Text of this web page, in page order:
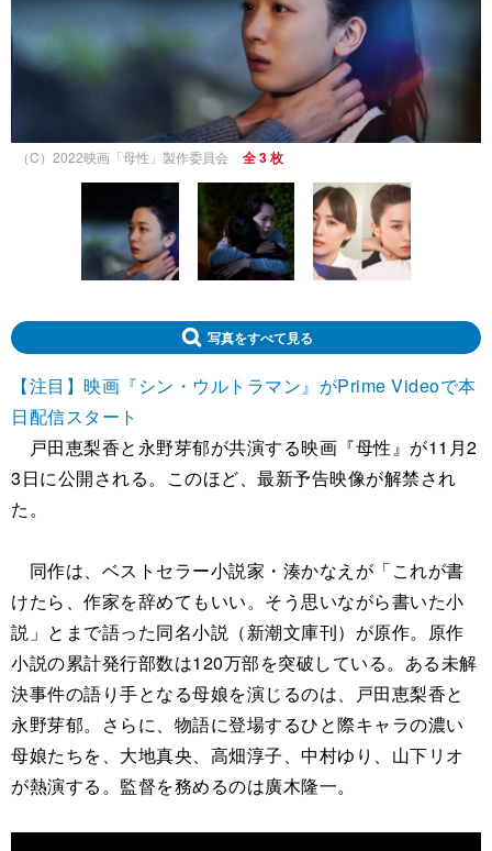
（C）2022映画「母性」製作委員会 全 3 枚
写真をすべて見る
【注目】映画『シン・ウルトラマン』がPrime Videoで本
日配信スタート
戸田恵梨香と永野芽郁が共演する映画『母性』が11月2
3日に公開される。このほど、最新予告映像が解禁され
た。
同作は、ベストセラー小説家・湊かなえが「これが書
けたら、作家を辞めてもいい。そう思いながら書いた小
説」とまで語った同名小説（新潮文庫刊）が原作。原作
小説の累計発行部数は120万部を突破している。ある未解
決事件の語り手となる母娘を演じるのは、戸田恵梨香と
永野芽郁。さらに、物語に登場するひと際キャラの濃い
母娘たちを、大地真央、高畑淳子、中村ゆり、山下リオ
が熱演する。監督を務めるのは廣木隆一。